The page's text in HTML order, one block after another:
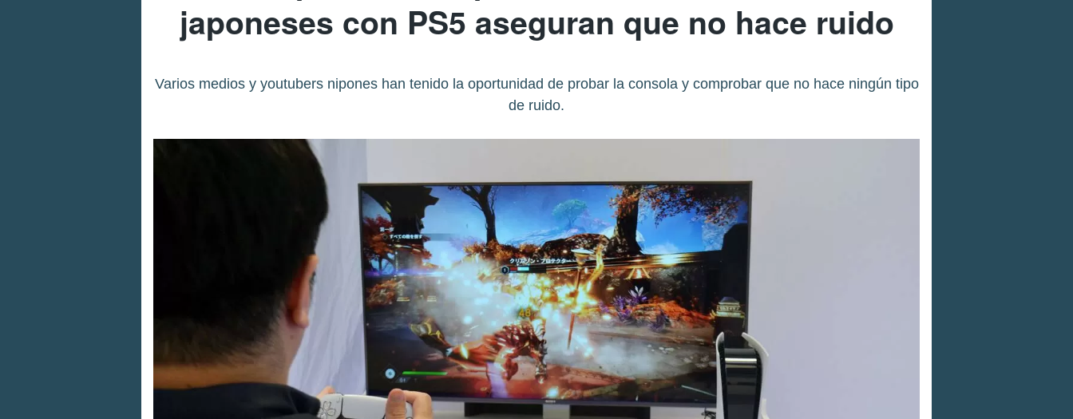
japoneses con PS5 aseguran que no hace ruido
Varios medios y youtubers nipones han tenido la oportunidad de probar la consola y comprobar que no hace ningún tipo
de ruido.